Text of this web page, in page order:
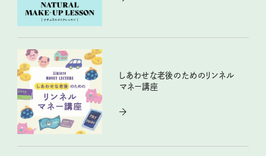
しあわせな老後のためのリンネル
マネー講座